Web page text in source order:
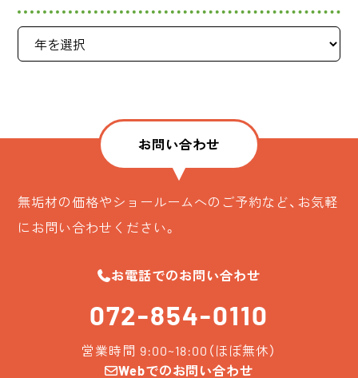
お問い合わせ
無垢材の価格やショールームへのご予約など、お気軽
にお問い合わせください。
お電話でのお問い合わせ
072-854-0110
営業時間 9:00~18:00（ほぼ無休）
Webでのお問い合わせ